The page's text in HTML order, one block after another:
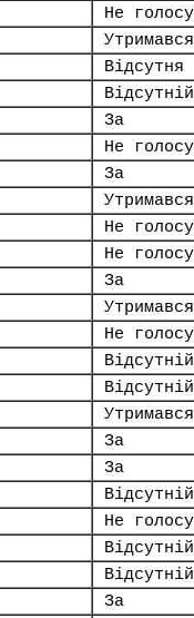
Не
Утримався
Відсутня
Відсутній
За
Не
За
Утримався
Не
Не
За
Утримався
Не
Відсутній
Відсутній
Утримався
За
За
Відсутній
Не
Відсутній
Відсутній
За